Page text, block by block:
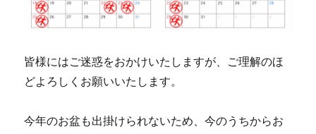
皆様にはご迷惑をおかけいたしますが、ご理解のほ
どよろしくお願いいたします。
今年のお盆も出掛けられないため、今のうちからお